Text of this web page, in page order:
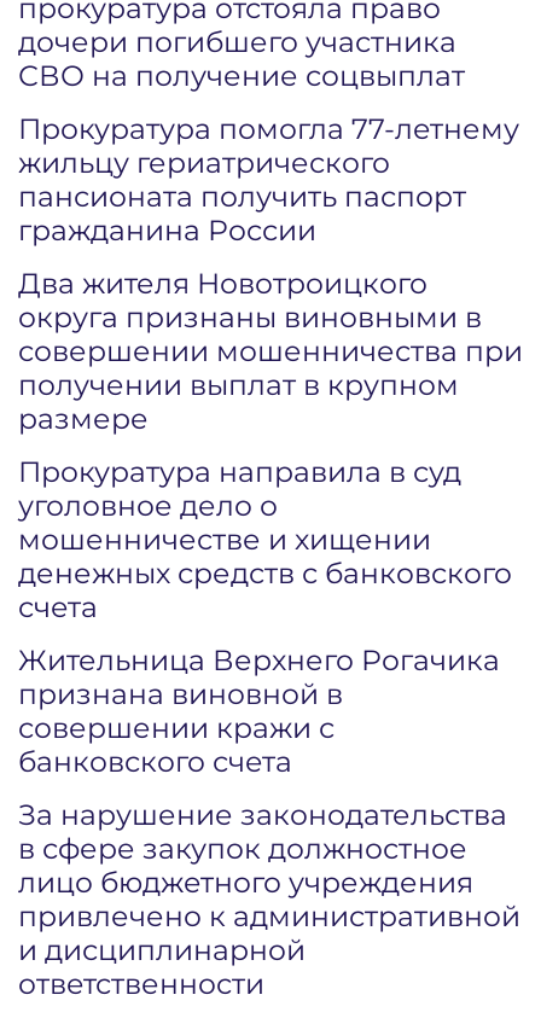
прокуратура отстояла право
дочери погибшего участника
СВО на получение соцвыплат
Прокуратура помогла 77-летнему
жильцу гериатрического
пансионата получить паспорт
гражданина России
Два жителя Новотроицкого
округа признаны виновными в
совершении мошенничества при
получении выплат в крупном
размере
Прокуратура направила в суд
уголовное дело о
мошенничестве и хищении
денежных средств с банковского
счета
Жительница Верхнего Рогачика
признана виновной в
совершении кражи с
банковского счета
За нарушение законодательства
в сфере закупок должностное
лицо бюджетного учреждения
привлечено к административной
и дисциплинарной
ответственности